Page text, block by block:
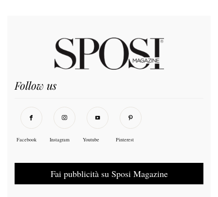
Follow us
Facebook Instagram Youtube Pinterest
Fai pubblicità su Sposi Magazine